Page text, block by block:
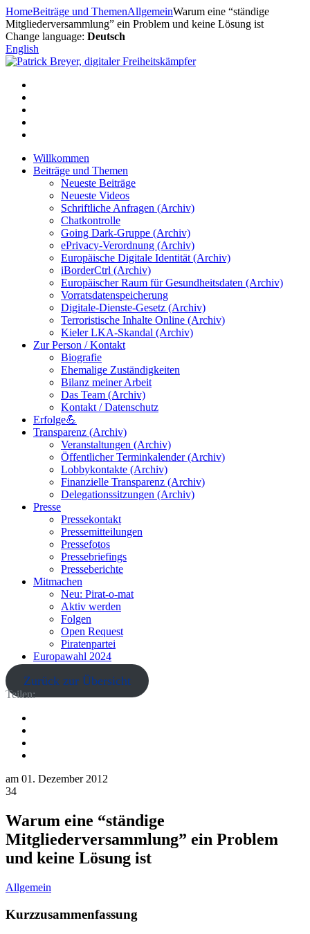
Zum
Inhalt
springen
HomeBeiträge und ThemenAllgemeinWarum eine “ständige
Mitgliederversammlung” ein Problem und keine Lösung ist
Change language: Deutsch
English
Willkommen
Beiträge und Themen
Neueste Beiträge
Neueste Videos
Schriftliche Anfragen (Archiv)
Chatkontrolle
Going Dark-Gruppe (Archiv)
ePrivacy-Verordnung (Archiv)
Europäische Digitale Identität (Archiv)
iBorderCtrl (Archiv)
Europäischer Raum für Gesundheitsdaten (Archiv)
Vorratsdatenspeicherung
Digitale-Dienste-Gesetz (Archiv)
Terroristische Inhalte Online (Archiv)
Kieler LKA-Skandal (Archiv)
Zur Person / Kontakt
Biografie
Ehemalige Zuständigkeiten
Bilanz meiner Arbeit
Das Team (Archiv)
Kontakt / Datenschutz
Erfolge💪
Transparenz (Archiv)
Veranstaltungen (Archiv)
Öffentlicher Terminkalender (Archiv)
Lobbykontakte (Archiv)
Finanzielle Transparenz (Archiv)
Delegationssitzungen (Archiv)
Presse
Pressekontakt
Pressemitteilungen
Pressefotos
Pressebriefings
Presseberichte
Mitmachen
Neu: Pirat-o-mat
Aktiv werden
Folgen
Open Request
Piratenpartei
Europawahl 2024
Zurück zur Übersicht
Teilen:
am 01. Dezember 2012
34
Warum eine “ständige
Mitgliederversammlung” ein Problem
und keine Lösung ist
Allgemein
Kurzzusammenfassung